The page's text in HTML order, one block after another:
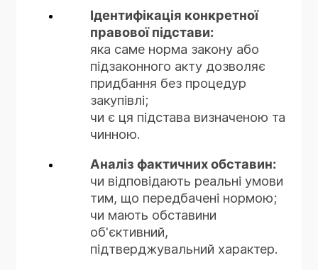
який спосіб захисту є
пропорційним і обґрунтованим.
договору:
чи містить договір
застереження щодо подібних
обставин;
як договором визначено
наслідки їх настання.
Оцінка поведінки сторін
чи було своєчасне
повідомлення контрагента;
чи вживалися заходи для
мінімізації шкоди.
Визначення правових
унаслідок дій або
бездіяльності замовника.
Перевірка дотримання
принципів закупівель:
добросовісна конкуренція,
пропорційність,
недискримінація, ефективність;
зловживань.
Документальне
обґрунтування:
наявність підтверджених
документів (листи, довідки,
Ідентифікація конкретної
правової підстави:
яка саме норма закону або
підзаконного акту дозволяє
придбання без процедур
закупівлі;
чи є ця підстава визначеною та
чинною.
Аналіз фактичних обставин:
чи відповідають реальні умови
тим, що передбачені нормою;
чи мають обставини
об'єктивний,
підтверджувальний характер.